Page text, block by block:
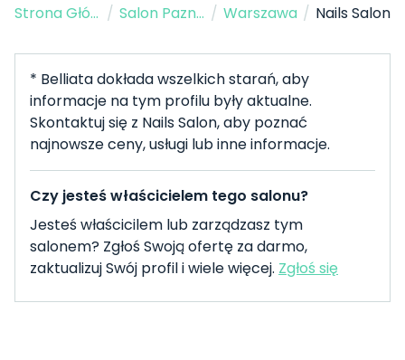
Strona Główna / Salon Paznokci / Warszawa / Nails Salon
* Belliata dokłada wszelkich starań, aby
informacje na tym profilu były aktualne.
Skontaktuj się z Nails Salon, aby poznać
najnowsze ceny, usługi lub inne informacje.
Czy jesteś właścicielem tego salonu?
Jesteś właścicilem lub zarządzasz tym
salonem? Zgłoś Swoją ofertę za darmo,
zaktualizuj Swój profil i wiele więcej. Zgłoś się